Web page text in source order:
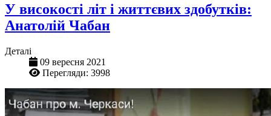
У високості літ і життєвих здобутків:
Анатолій Чабан
Деталі
09 вересня 2021
Перегляди: 3998